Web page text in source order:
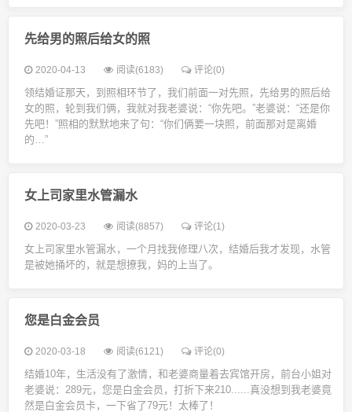
先给男的照后给女的照
2020-04-13 阅读(6183) 评论(0)
领结婚证那天，到照相环节了，我们前面一对先照，先给男的照后给
女的照，轮到我们俩，我就对我老婆说：“你先吧。”老婆说：“还是你
先吧！”照相的默默地来了句：“你们俩要一块照，前面那对是离婚
的…”
女上司家里水管漏水
2020-03-23 阅读(8857) 评论(1)
女上司家里水管漏水，一个月找我修理八次，结婚后我才发现，水管
是被她捅坏的，就是想撩我，妈的上当了。
您是白金会员
2020-03-18 阅读(6121) 评论(0)
结婚10年，生活没有了激情，和老婆商量着去宾馆开房，前台小姐对
老婆说：289元，您是白金会员，打折下来210......真没想到我老婆竟
然是白金会员卡，一下省了79元！太棒了！